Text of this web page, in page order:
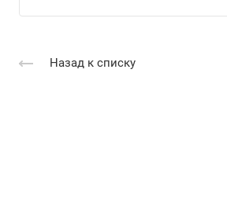
Назад к списку